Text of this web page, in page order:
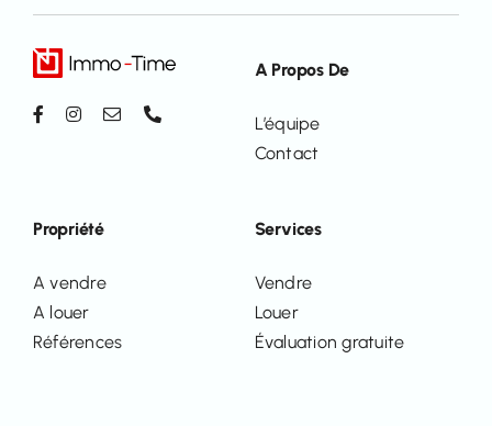
Services
Vendre
Louer
Évaluation gratuite
Propriété
A vendre
A louer
Références
A Propos De
L’équipe
Contact